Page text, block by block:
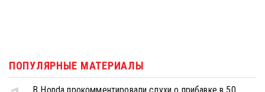
ПОПУЛЯРНЫЕ МАТЕРИАЛЫ
В Honda прокомментировали слухи о прибавке в 50